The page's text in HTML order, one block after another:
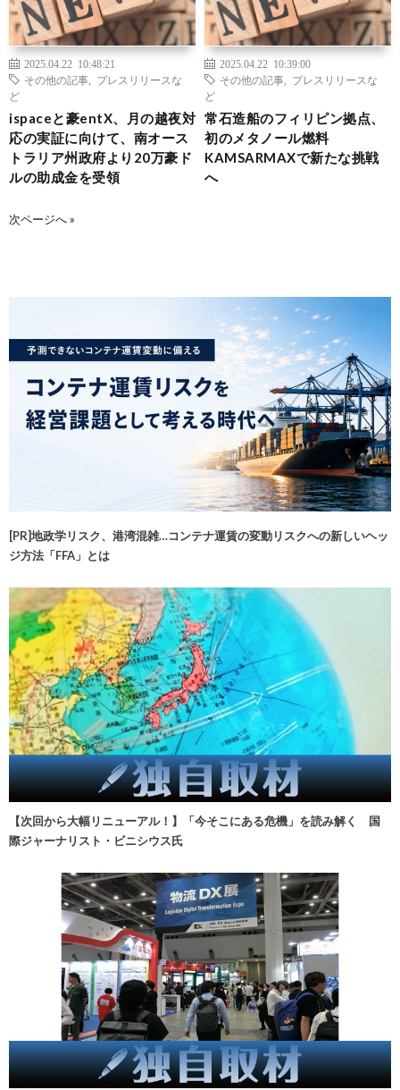
2025.04.22 10:48:21
その他の記事
プレスリリースな
ど
ispaceと豪entX、月の越夜対
応の実証に向けて、南オース
トラリア州政府より20万豪ド
ルの助成金を受領
2025.04.22 10:39:00
その他の記事
プレスリリースな
ど
常石造船のフィリピン拠点、
初のメタノール燃料
KAMSARMAXで新たな挑戦
へ
次ページへ »
[PR]地政学リスク、港湾混雑…コンテナ運賃の変動リスクへの新しいヘッ
ジ方法「FFA」とは
【次回から大幅リニューアル！】「今そこにある危機」を読み解く 国
際ジャーナリスト・ビニシウス氏